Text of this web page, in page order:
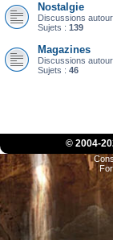
Nostalgie
Discussions
Sujets : 139
Magazines
Discussions
Sujets : 46
© 2004-